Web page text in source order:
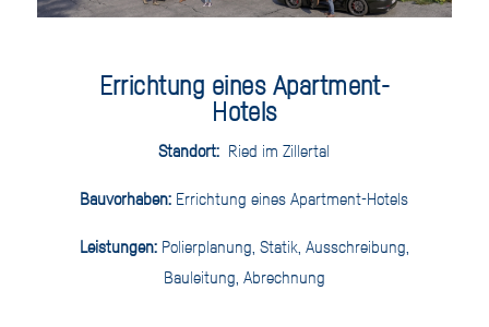
Errichtung eines Apartment-
Hotels
Standort: Ried im Zillertal
Bauvorhaben: Errichtung eines Apartment-Hotels
Leistungen: Polierplanung, Statik, Ausschreibung,
Bauleitung, Abrechnung